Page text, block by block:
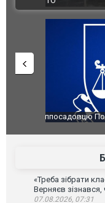
Сили оборони
атаку. ВІДЕО
«Треба зібрати
Верняєв зізнався,
07.08.2026, 07:31